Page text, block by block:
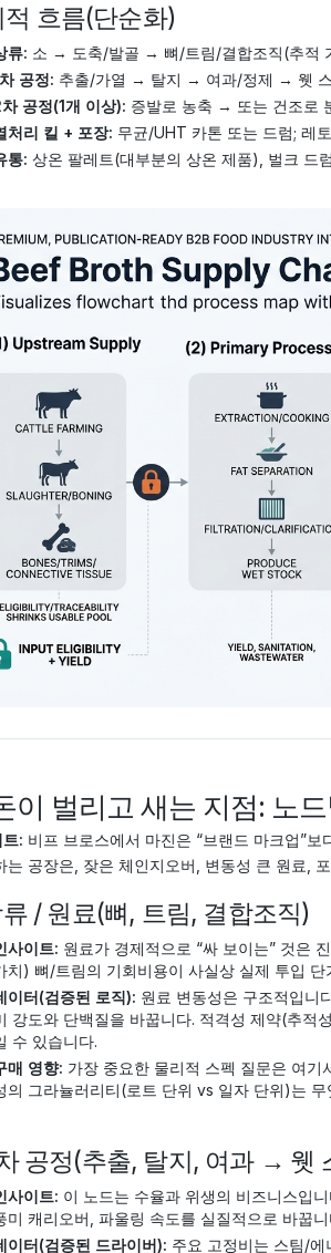
흐름(단순화)
류: 소 → 도축/발골 → 뼈/트림/결합조직(추적
공정: 추출/가열 → 탈지 → 여과/정제 → 웻
공정(1개 이상): 증발로 농축 → 또는 건조로
처리 킬 + 포장: 무균/UHT 카톤 또는 드럼; 레
통: 상온 팔레트(대부분의 상온 제품), 벌크 드
이 벌리고 새는 지점: 노
: 비프 브로스에서 마진은 “브랜드 마크업”
는 공장은, 잦은 체인지오버, 변동성 큰 원료,
류 / 원료(뼈, 트림, 결합조직)
사이트: 원료가 경제적으로 “싸 보이는” 것은
치) 뼈/트림의 기회비용이 사실상 실제 투입 단
이터(검증된 로직): 원료 변동성은 구조적입니
강도와 단백질을 바꿉니다. 적격성 제약(추적
수 있습니다.
매 영향: 가장 중요한 물리적 스펙 질문은 여기
의 그라뉼러리티(로트 단위 vs 일자 단위)는
공정(추출, 탈지, 여과 → 웻
사이트: 이 노드는 수율과 위생의 비즈니스입
미 캐리오버, 파울링 속도를 실질적으로 바꿉니
이터(검증된 드라이버): 주요 고정비는 스팀/